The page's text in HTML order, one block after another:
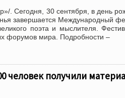
. Сегодня, 30 сентября, в день
завершается Международный
поэта и мыслителя.
форумов мира. Подробности –
человек получили